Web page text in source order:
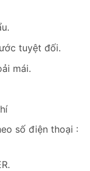
tuyệt đối.
mái.
số điện thoại :